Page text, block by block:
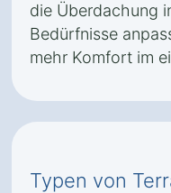
die Überdachung
Bedürfnisse
mehr Komfort im
Typen von